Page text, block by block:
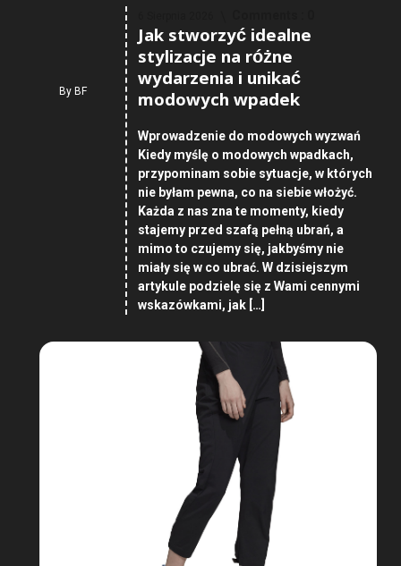
ByBF
Jak stworzyć idealne
stylizacje na różne
wydarzenia i unikać
modowych wpadek
Wprowadzenie do modowych wyzwań
Kiedy myślę o modowych wpadkach,
przypominam sobie sytuacje, w których
nie byłam pewna, co na siebie włożyć.
Każda z nas zna te momenty, kiedy
stajemy przed szafą pełną ubrań, a
mimo to czujemy się, jakbyśmy nie
miały się w co ubrać. W dzisiejszym
artykule podzielę się z Wami cennymi
wskazówkami, jak […]